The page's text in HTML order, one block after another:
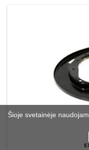
Šioje svetainėje